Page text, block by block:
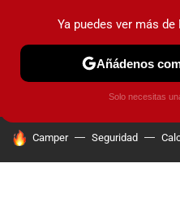
PRUEBAS COCHES
HOY SE HABLA DE
Camper Seguridad
Ya puedes ver más
Añádenos
Solo necesitas